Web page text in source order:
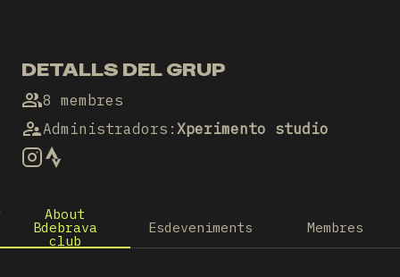
DETALLS DEL GRUP
8 membres
Administradors : Xperimento studio
About
Bdebrava
club
Esdeveniments Membres